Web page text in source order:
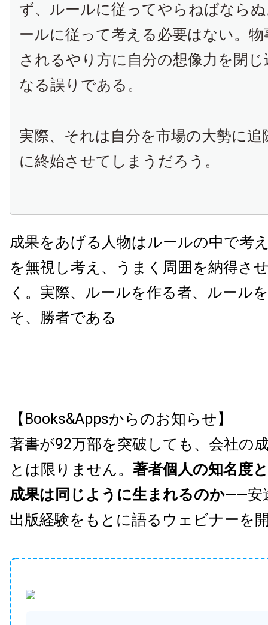
ず、ルールに従ってやらねばなら
ールに従って考える必要はない。
されるやり方に自分の想像力を閉
なる誤りである。
実際、それは自分を市場の大勢に
に終始させてしまうだろう。
成果をあげる人物はルールの中で考
を無視し考え、うまく周囲を納得さ
く。実際、ルールを作る者、ルール
そ、勝者である
【Books&Appsからのお知らせ】
著書が92万部を突破しても、会社の
とは限りません。 著者個人の知名度
成果は同じように生まれるのか——安
出版経験をもとに語るウェビナーを